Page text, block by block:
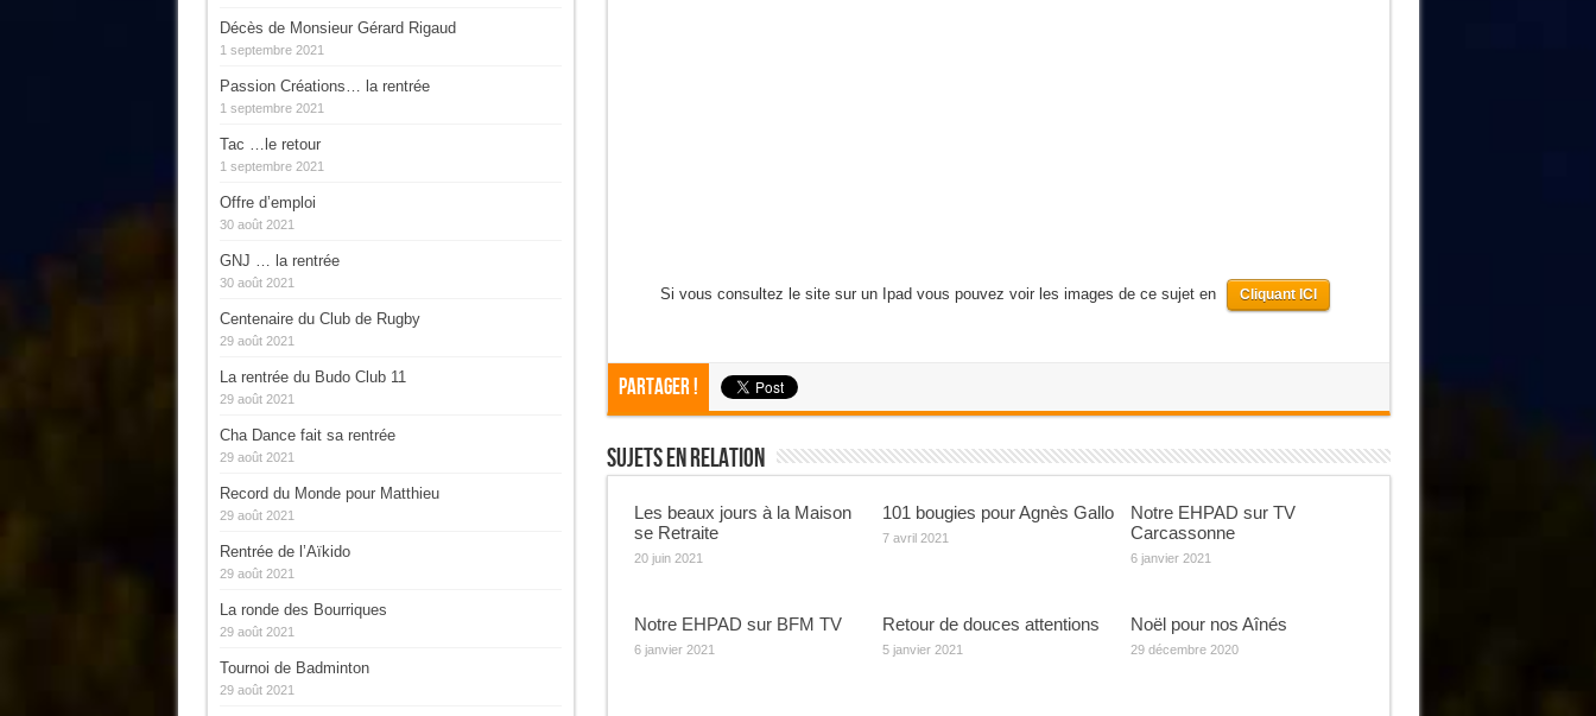
Si vous consultez le site sur un Ipad vous pouvez voir les images de ce sujet en Cliquant ICI
Partager !
Sujets En Relation
Les beaux jours à la Maison
se Retraite
20 juin 2021
101 bougies pour Agnès Gallo
7 avril 2021
Notre EHPAD sur TV
Carcassonne
6 janvier 2021
Notre EHPAD sur BFM TV
6 janvier 2021
Retour de douces attentions
5 janvier 2021
Noël pour nos Aînés
29 décembre 2020
Décès de Monsieur Gérard Rigaud
1 septembre 2021
Passion Créations… la rentrée
1 septembre 2021
Tac …le retour
1 septembre 2021
Offre d’emploi
30 août 2021
GNJ … la rentrée
30 août 2021
Centenaire du Club de Rugby
29 août 2021
La rentrée du Budo Club 11
29 août 2021
Cha Dance fait sa rentrée
29 août 2021
Record du Monde pour Matthieu
29 août 2021
Rentrée de l’Aïkido
29 août 2021
La ronde des Bourriques
29 août 2021
Tournoi de Badminton
29 août 2021